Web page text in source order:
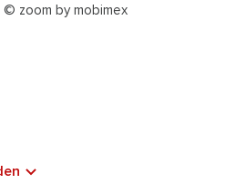
zoom by mobimex